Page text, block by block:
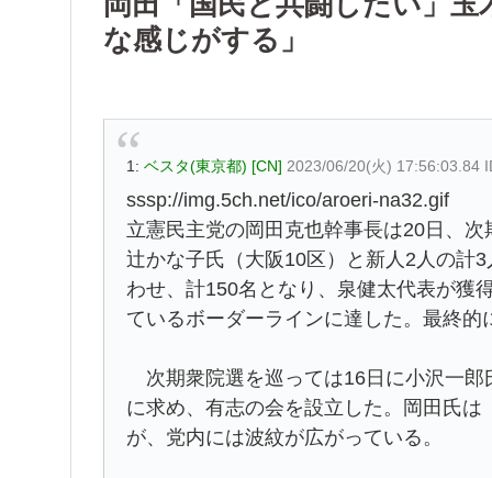
な感じがする」
1: ベスタ(東京都) [CN] 2023/06/20(火) 17:56:03.84
sssp://img.5ch.net/ico/aroeri-na32.gif
立憲民主党の岡田克也幹事長は20日、
辻かな子氏（大阪10区）と新人2人の計
わせ、計150名となり、泉健太代表が獲
ているボーダーラインに達した。最終
次期衆院選を巡っては16日に小沢一郎
に求め、有志の会を設立した。岡田氏
が、党内には波紋が広がっている。